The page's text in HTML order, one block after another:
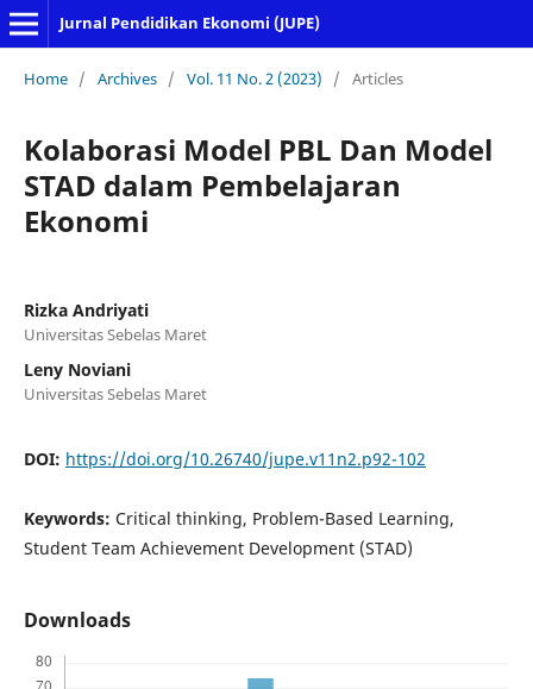
Jurnal Pendidikan Ekonomi (JUPE)
Home / Archives / Vol. 11 No. 2 (2023) / Articles
Kolaborasi Model PBL Dan Model
STAD dalam Pembelajaran
Ekonomi
Rizka Andriyati
Universitas Sebelas Maret
Leny Noviani
Universitas Sebelas Maret
DOI: https://doi.org/10.26740/jupe.v11n2.p92-102
Keywords: Critical thinking, Problem-Based Learning,
Student Team Achievement Development (STAD)
Downloads